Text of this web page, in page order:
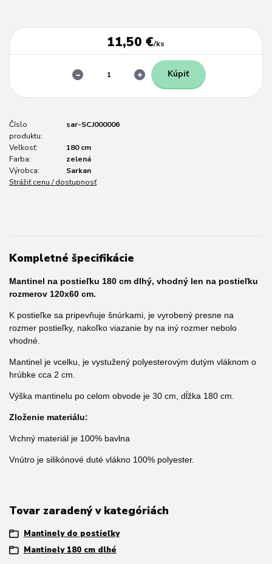
11,50 €/ks
Kúpiť
Číslo
produktu:
sar-SCJ000006
Veľkosť:
180 cm
Farba:
zelená
Výrobca:
Sarkan
Strážiť cenu / dostupnosť
Kompletné špecifikácie
Mantinel na postieľku 180 cm dlhý, vhodný len na postieľku
rozmerov 120x60 cm.
K postieľke sa pripevňuje šnúrkami, je vyrobený presne na
rozmer postieľky, nakoľko viazanie by na iný rozmer nebolo
vhodné.
Mantinel je vcelku, je vystužený polyesterovým dutým vláknom o
hrúbke cca 2 cm.
Výška mantinelu po celom obvode je 30 cm, dĺžka 180 cm.
Zloženie materiálu:
Vrchný materiál je 100% bavlna
Vnútro je silikónové duté vlákno 100% polyester.
Tovar zaradený v kategóriách
Mantinely do postieľky
Mantinely 180 cm dlhé